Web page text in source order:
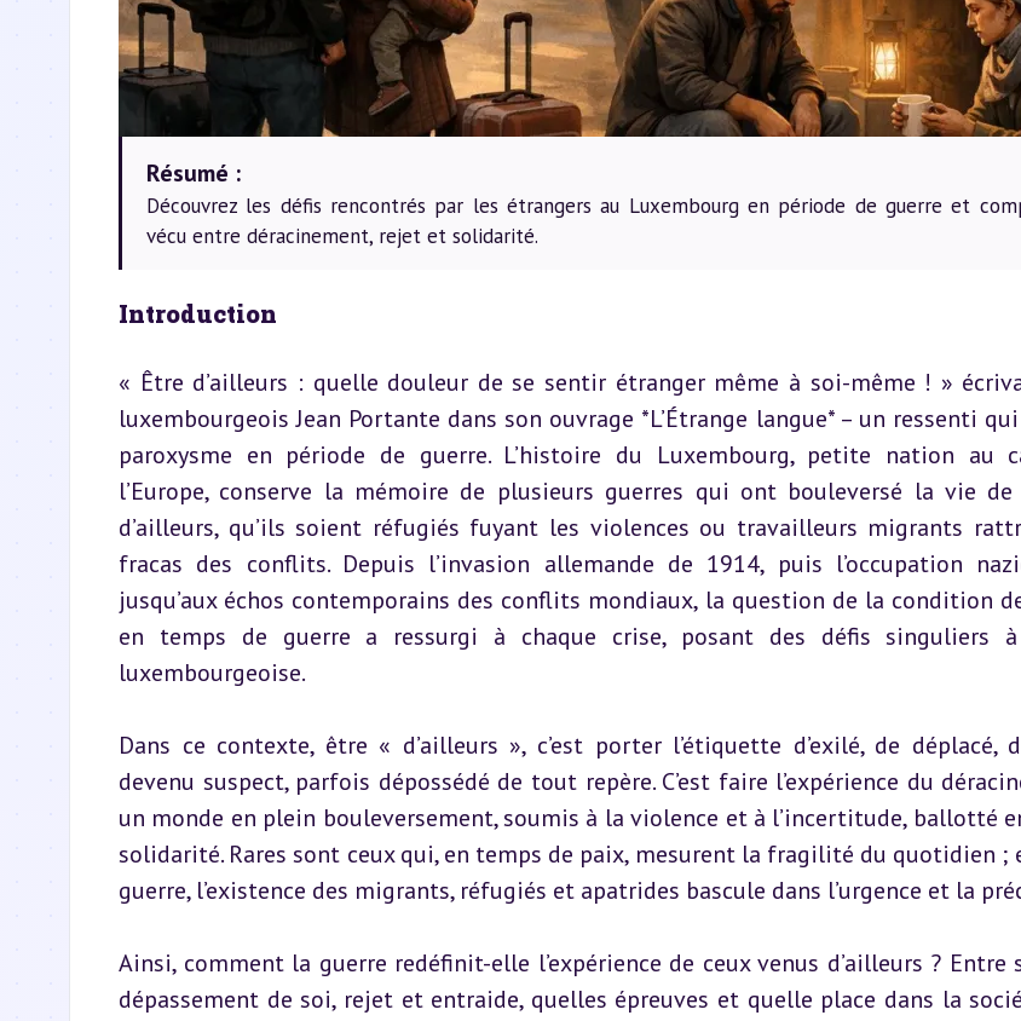
Résumé :
Découvrez les défis rencontrés par les étrangers au Luxembourg en période de guerre et
vécu entre déracinement, rejet et solidarité.
Introduction
« Être d’ailleurs : quelle douleur de se sentir étranger même à soi-même ! »
luxembourgeois Jean Portante dans son ouvrage *L’Étrange langue* – un ressenti
paroxysme en période de guerre. L’histoire du Luxembourg, petite nation au
l’Europe, conserve la mémoire de plusieurs guerres qui ont bouleversé la vie de
d’ailleurs, qu’ils soient réfugiés fuyant les violences ou travailleurs migrants
fracas des conflits. Depuis l’invasion allemande de 1914, puis l’occupation
jusqu’aux échos contemporains des conflits mondiaux, la question de la condition
en temps de guerre a ressurgi à chaque crise, posant des défis singuliers
luxembourgeoise.
Dans ce contexte, être « d’ailleurs », c’est porter l’étiquette d’exilé, de déplacé,
devenu suspect, parfois dépossédé de tout repère. C’est faire l’expérience du
un monde en plein bouleversement, soumis à la violence et à l’incertitude, ballotté
solidarité. Rares sont ceux qui, en temps de paix, mesurent la fragilité du quotidien ;
guerre, l’existence des migrants, réfugiés et apatrides bascule dans l’urgence et la
Ainsi, comment la guerre redéfinit-elle l’expérience de ceux venus d’ailleurs ? Entre
dépassement de soi, rejet et entraide, quelles épreuves et quelle place dans la